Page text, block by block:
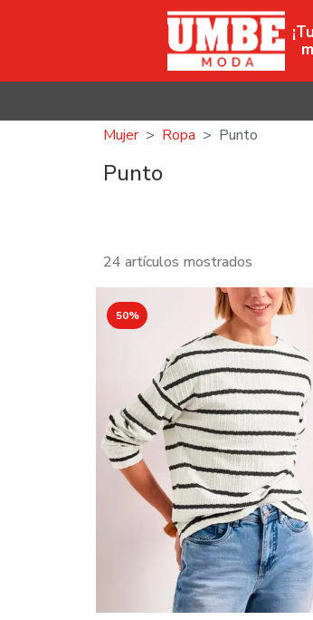
Mujer Ropa Punto
Punto
24 artículos mostrados
50%